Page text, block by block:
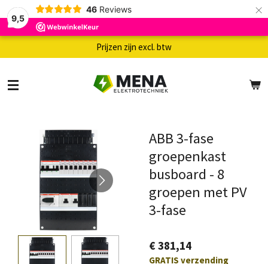
9,5
46 Reviews ×
Prijzen zijn excl. btw
ABB 3-fase
groepenkast
busboard - 8
groepen met PV
3-fase
€ 381,14
GRATIS verzending